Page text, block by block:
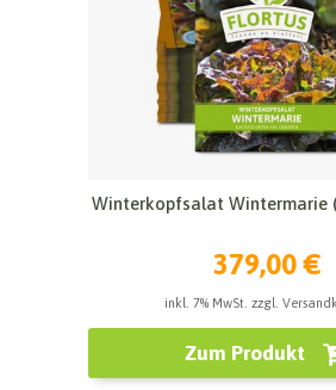
Winterkopfsalat Wintermarie
379,00 €
inkl. 7% MwSt. zzgl.
Zum Produkt